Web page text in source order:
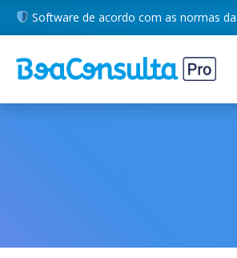
Software de acordo com as normas da